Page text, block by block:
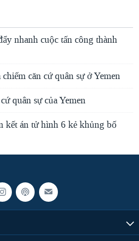
nhanh cuộc tấn công thành
căn cứ quân sự ở Yemen
quân sự của Yemen
kết án tử hình 6 kẻ khủng bố